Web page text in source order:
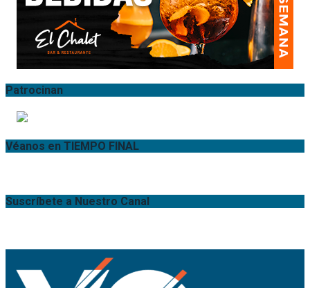
Patrocinan
Véanos en TIEMPO FINAL
Suscríbete a Nuestro Canal